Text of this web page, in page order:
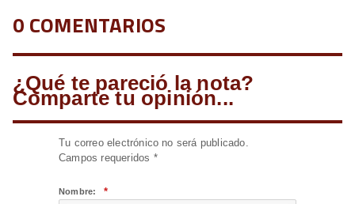
0 COMENTARIOS
¿Qué te pareció la nota?
Comparte tu opinión...
Tu correo electrónico no será publicado.
Campos requeridos *
Nombre: *